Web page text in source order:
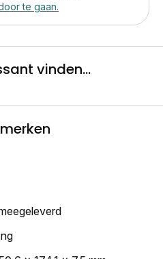
te gaan.
vinden...